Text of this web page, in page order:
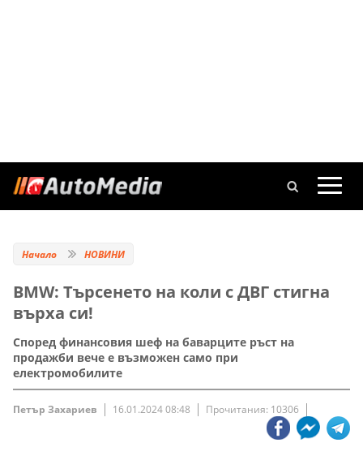
Начало НОВИНИ
BMW: Търсенето на коли с ДВГ стигна
върха си!
Според финансовия шеф на баварците ръст на
продажби вече е възможен само при
електромобилите
Петър Захариев 16.01.2024 08:48 Прочитания: 10306